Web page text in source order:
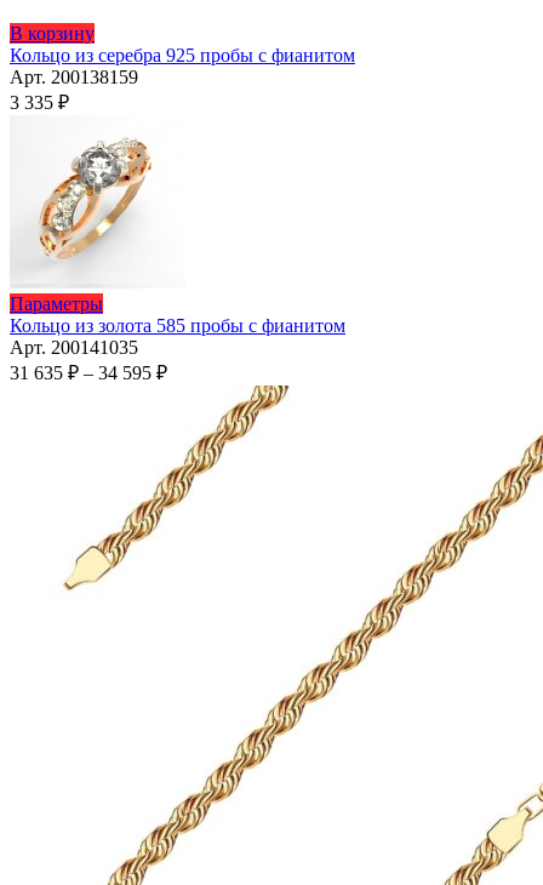
В корзинуЭтот
товар
имеет
Опции
можно
выбрать
на
странице
товара.
Кольцо из серебра 925 пробы с фианитом
Арт. 200138159
3 335 ₽
ПараметрыЭтот
товар
имеет
несколько
странице
товара.
Кольцо из золота 585 пробы с фианитом
Арт. 200141035
31 635 ₽ – 34 595 ₽Диапазон
635 ₽
34
595 ₽